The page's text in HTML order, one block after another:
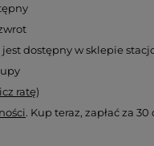
dostępny w sklepie
ratę)
. Kup teraz, zapłać za